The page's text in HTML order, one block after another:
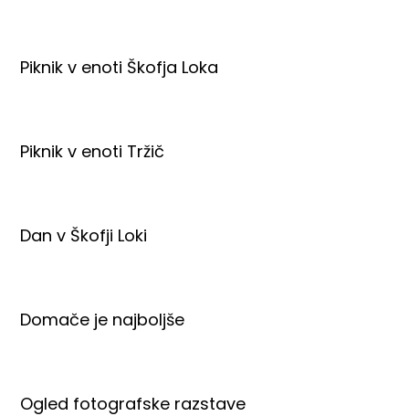
Piknik v enoti Škofja Loka
Piknik v enoti Tržič
Dan v Škofji Loki
Domače je najboljše
Ogled fotografske razstave